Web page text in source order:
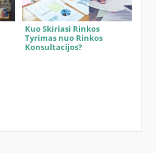
Kuo Skiriasi Rinkos
Tyrimas nuo Rinkos
Konsultacijos?